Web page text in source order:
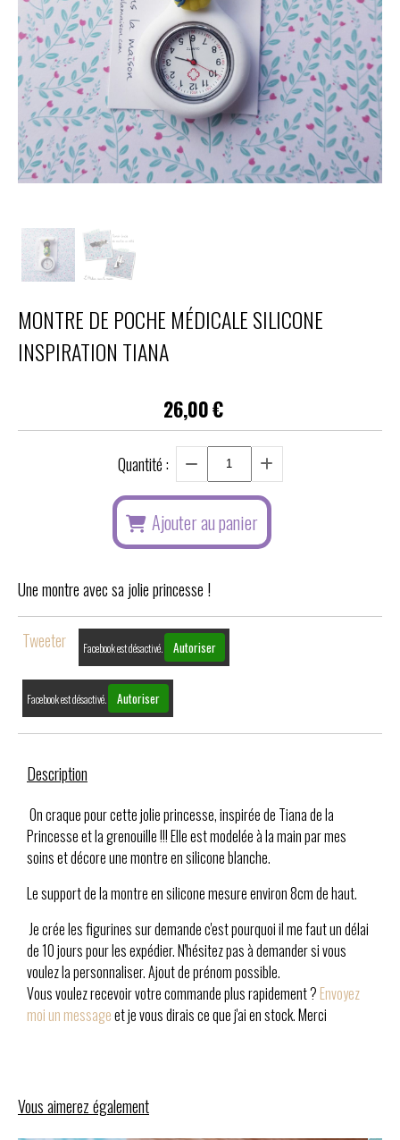
MONTRE DE POCHE MÉDICALE SILICONE
INSPIRATION TIANA
26,00€
Quantité :
Ajouter au panier
Une montre avec sa jolie princesse !
Tweeter Facebook est désactivé. Autoriser
Facebook est désactivé. Autoriser
Description
On craque pour cette jolie princesse, inspirée de Tiana de la
Princesse et la grenouille !!! Elle est modelée à la main par mes
soins et décore une montre en silicone blanche.
Le support de la montre en silicone mesure environ 8cm de haut.
Je crée les figurines sur demande c'est pourquoi il me faut un délai
de 10 jours pour les expédier. N'hésitez pas à demander si vous
voulez la personnaliser. Ajout de prénom possible.
Vous voulez recevoir votre commande plus rapidement ? Envoyez
moi un messageet je vous dirais ce que j'ai en stock. Merci
Vous aimerez également